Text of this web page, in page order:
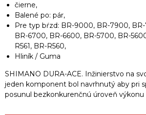
čierne,
Balené po: pár,
Pre typ bŕzd: BR-9000, BR-7900,
BR-6700, BR-6600, BR-5700, BR-
R561, BR-R560,
Hliník / Guma
SHIMANO DURA-ACE. Inžinierstvo na
jeden komponent bol navrhnutý aby pri
posunul bezkonkurenčnú úroveň